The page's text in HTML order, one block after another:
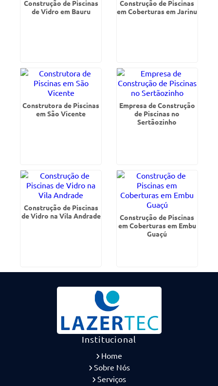
Construção de Piscinas
de Vidro em Bauru
Construção de Piscinas
em Coberturas em Jarinu
Construtora de Piscinas
em São Vicente
Empresa de Construção
de Piscinas no
Sertãozinho
Construção de Piscinas
de Vidro na Vila Andrade
Construção de Piscinas
em Coberturas em Embu
Guaçú
Institucional
Home
Sobre Nós
Serviços